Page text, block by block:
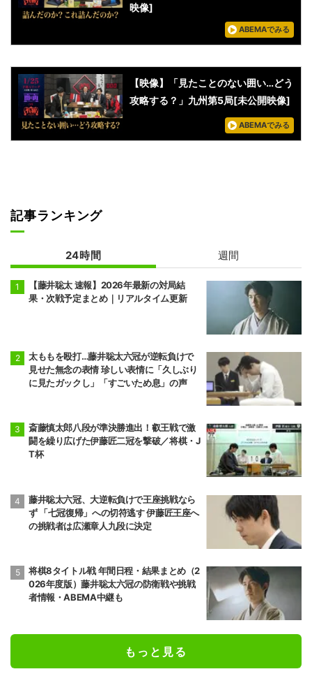
映像]
ABEMAでみる
【映像】「見たことのない囲い…どう
攻略する？」九州第5局[未公開映像]
ABEMAでみる
記事ランキング
24時間 週間
【藤井聡太 速報】2026年最新の対局結
果・次戦予定まとめ｜リアルタイム更新
太ももを殴打…藤井聡太六冠が逆転負けで
見せた無念の表情 珍しい表情に「久しぶり
に見たガックし」「すごいため息」の声
斎藤慎太郎八段が準決勝進出！叡王戦で激
闘を繰り広げた伊藤匠二冠を撃破／将棋・J
T杯
藤井聡太六冠、大逆転負けで王座挑戦なら
ず 「七冠復帰」への切符逃す 伊藤匠王座へ
の挑戦者は広瀬章人九段に決定
将棋8タイトル戦 年間日程・結果まとめ（2
026年度版）藤井聡太六冠の防衛戦や挑戦
者情報・ABEMA中継も
もっと見る